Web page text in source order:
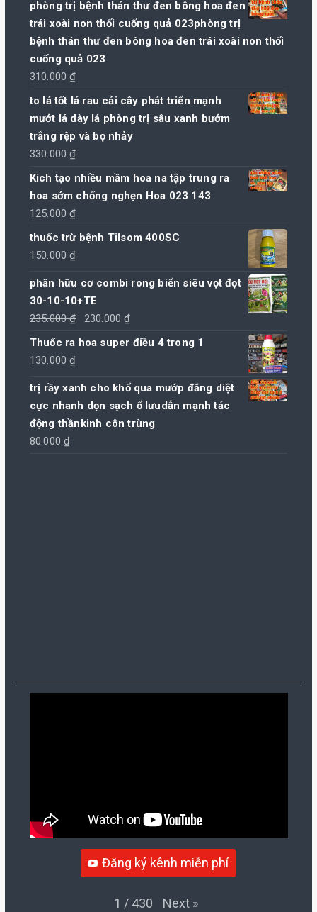
phòng trị bệnh thán thư đen bông hoa đen
trái xoài non thối cuống quả 023phòng trị
bệnh thán thư đen bông hoa đen trái xoài non thối
cuống quả 023
310.000₫
to lá tốt lá rau cải cây phát triển mạnh
mướt lá dày lá phòng trị sâu xanh bướm
trắng rệp và bọ nhảy
330.000₫
Kích tạo nhiều mầm hoa na tập trung ra
hoa sớm chống nghẹn Hoa 023 143
125.000₫
thuốc trừ bệnh Tilsom 400SC
150.000₫
phân hữu cơ combi rong biển siêu vọt đọt
30-10-10+TE
235.000₫
Giá
gốc
230.000₫
hiện
230.000 ₫.
Thuốc ra hoa super điều 4 trong 1
130.000₫
trị rầy xanh cho khổ qua mướp đắng diệt
cực nhanh dọn sạch ổ lưudẫn mạnh tác
động thầnkinh côn trùng
80.000₫
Đăng ký kênh miễn phí
1 / 430 Next »